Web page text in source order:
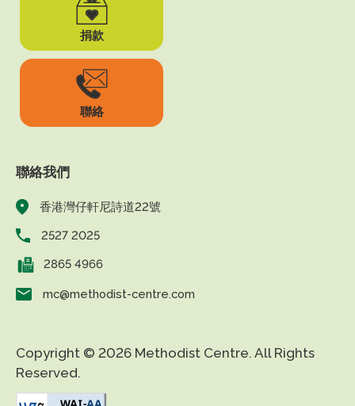
捐款
聯絡
聯絡我們
香港灣仔軒尼詩道22號
2527 2025
2865 4966
mc@methodist-centre.com
Copyright © 2026 Methodist Centre. All Rights
Reserved.